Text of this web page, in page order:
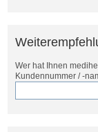
Wer hat Ihnen
Kundennummer / -